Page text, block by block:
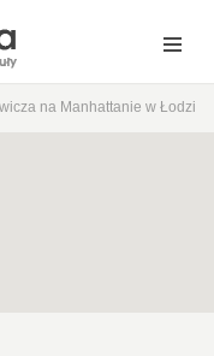
na Manhattanie w Łodzi